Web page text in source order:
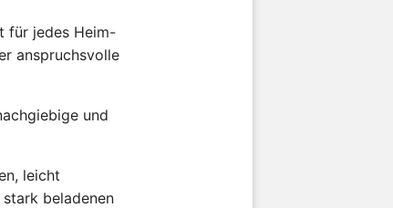
für jedes Heim-
anspruchsvolle
und
leicht
beladenen